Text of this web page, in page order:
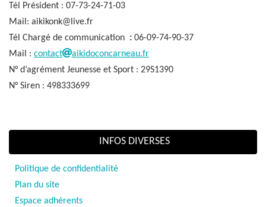
Tél Président : 07-73-24-71-03
Mail: aikikonk@live.fr
Tél Chargé de communication : 06-09-74-90-37
Mail : contact
aikidoconcarneau.fr
N° d’agrément Jeunesse et Sport : 29S1390
N° Siren : 498333699
INFOS DIVERSES
Politique de confidentialité
Plan du site
Espace adhérents